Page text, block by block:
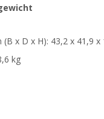
(B x D x H): 43,2 x 41,9
kg